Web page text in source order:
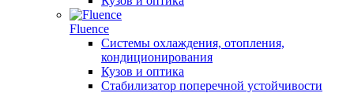
Fluence
Системы охлаждения, отопления,
кондиционирования
Кузов и оптика
Стабилизатор поперечной устойчивости